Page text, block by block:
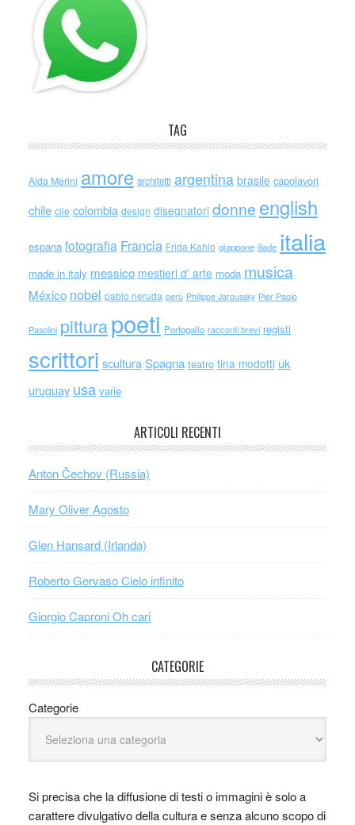
TAG
Alda Merini amore architetti argentina brasile capolavori
chile cile colombia design disegnatori donne english
espana fotografia Francia Frida Kahlo giappone iliade italia
made in italy messico mestieri d' arte moda musica
México nobel pablo neruda perù Philippe Jaroussky Pier Paolo
Pasolini pitturapoeti Portogallo racconti brevi registi
scrittori scultura Spagna teatro tina modotti uk
uruguay usa varie
ARTICOLI RECENTI
Anton Čechov (Russia)
Mary Oliver Agosto
Glen Hansard (Irlanda)
Roberto Gervaso Cielo infinito
Giorgio Caproni Oh cari
CATEGORIE
Categorie
Si precisa che la diffusione di testi o immagini è solo a
carattere divulgativo della cultura e senza alcuno scopo di